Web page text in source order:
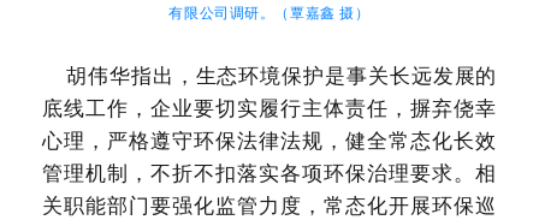
有限公司调研。（覃嘉鑫 摄）
胡伟华指出，生态环境保护是事关长远发展的
底线工作，企业要切实履行主体责任，摒弃侥幸
心理，严格遵守环保法律法规，健全常态化长效
管理机制，不折不扣落实各项环保治理要求。相
关职能部门要强化监管力度，常态化开展环保巡